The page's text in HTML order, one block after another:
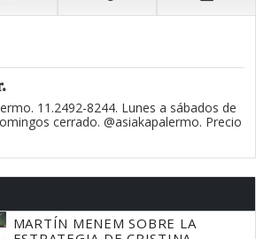
11.2492-8244. Lunes a sábados de
cerrado. @asiakapalermo. Precio
MARTÍN MENEM SOBRE LA